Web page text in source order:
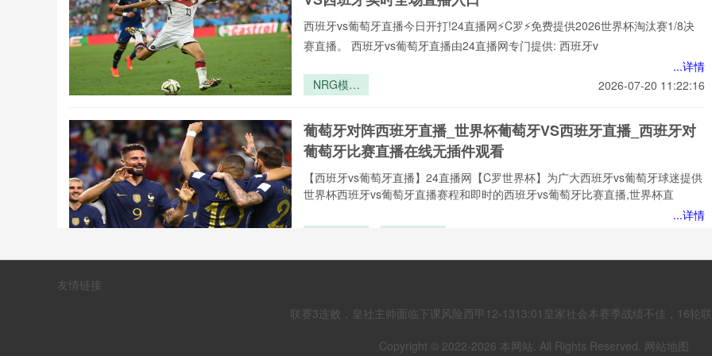
西班牙vs葡萄牙直播今日开打!24直播网⚡️C罗⚡️免费提供2026世界杯淘汰赛1/8决
赛直播。 西班牙vs葡萄牙直播由24直播网专门提供: 西班牙v
...详情
NRG模块
性能跃升：
备战2026
术迭代方案
2026-07-20 11:22:16
葡萄牙对阵西班牙直播_世界杯葡萄牙VS西班牙直播_西班牙对
葡萄牙比赛直播在线无插件观看
【西班牙vs葡萄牙直播】24直播网【C罗世界杯】为广大西班牙vs葡萄牙球迷提供
世界杯西班牙vs葡萄牙直播赛程和即时的西班牙vs葡萄牙比赛直播,世界杯直
...详情
vs葡萄牙直播高清无损画质全程输出，无需付费、无需会员、无需下载
友情链接
联赛3连败，皇社主帅面临下课风险西甲12-1313:01皇家社会本赛季战绩不佳，16轮
Copyright © 2022-2026 本网站. All Rights Reserved. 网站地图